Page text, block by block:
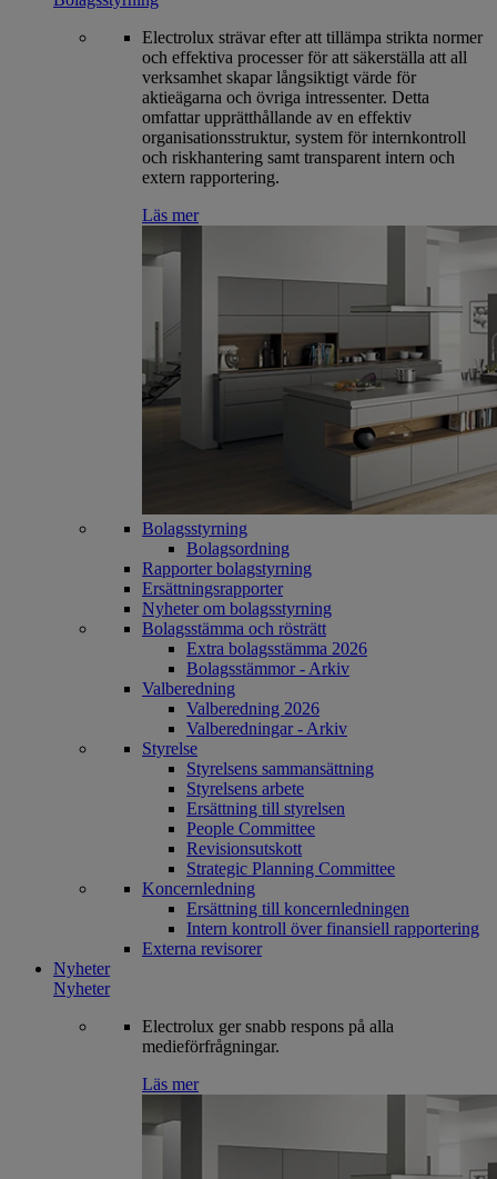
Electrolux strävar efter att tillämpa strikta normer
och effektiva processer för att säkerställa att all
verksamhet skapar långsiktigt värde för
aktieägarna och övriga intressenter. Detta
omfattar upprätthållande av en effektiv
organisationsstruktur, system för internkontroll
och riskhantering samt transparent intern och
extern rapportering.
Läs mer
Bolagsstyrning
Bolagsordning
Rapporter bolagstyrning
Ersättningsrapporter
Nyheter om bolagsstyrning
Bolagsstämma och rösträtt
Extra bolagsstämma 2026
Bolagsstämmor - Arkiv
Valberedning
Valberedning 2026
Valberedningar - Arkiv
Styrelse
Styrelsens sammansättning
Styrelsens arbete
Ersättning till styrelsen
People Committee
Revisionsutskott
Strategic Planning Committee
Koncernledning
Ersättning till koncernledningen
Intern kontroll över finansiell rapportering
Externa revisorer
Nyheter
Nyheter
Electrolux ger snabb respons på alla
medieförfrågningar.
Läs mer